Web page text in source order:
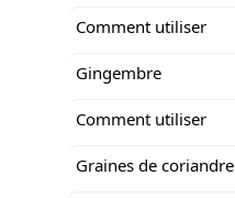
Comment utiliser
Gingembre
Comment utiliser
Graines de coriandre